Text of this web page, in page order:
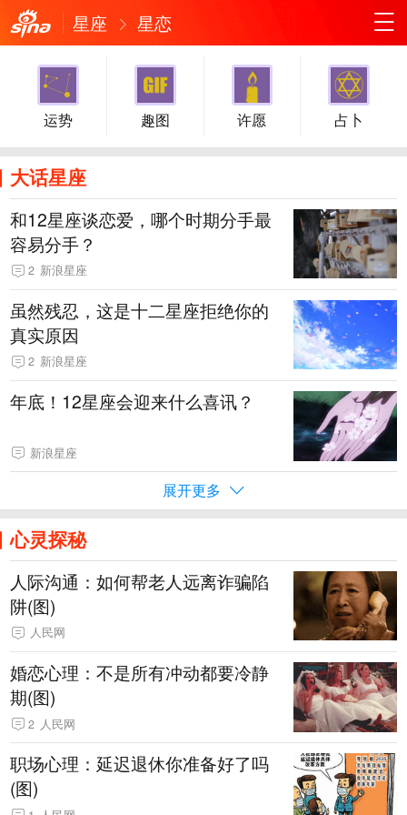
星座 星恋
运势 趣图 许愿 占卜
大话星座
和12星座谈恋爱，哪个时期分手最
容易分手？
2 新浪星座
虽然残忍，这是十二星座拒绝你的
真实原因
2 新浪星座
年底！12星座会迎来什么喜讯？
新浪星座
展开更多
心灵探秘
人际沟通：如何帮老人远离诈骗陷
阱(图)
人民网
婚恋心理：不是所有冲动都要冷静
期(图)
2 人民网
职场心理：延迟退休你准备好了吗
(图)